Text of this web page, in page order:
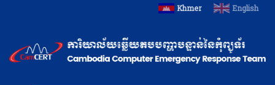
Khmer English